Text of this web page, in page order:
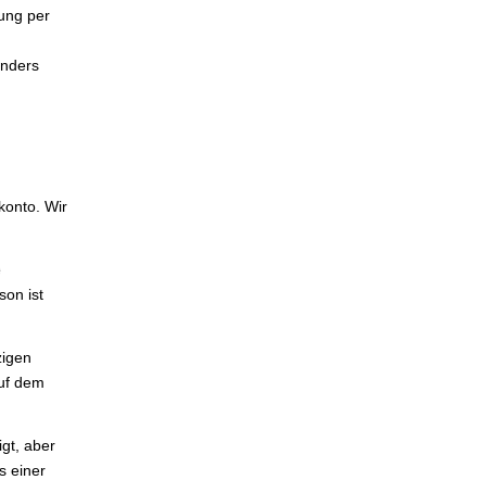
per
Wir
ist
dem
aber
einer